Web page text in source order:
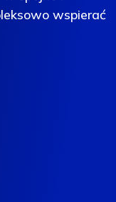
wspierać
wspierać
wspierać